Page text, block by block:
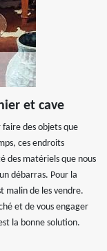
et cave
des objets que
ces endroits
des matériels que nous
débarras. Pour la
malin de les vendre.
et de vous engager
la bonne solution.